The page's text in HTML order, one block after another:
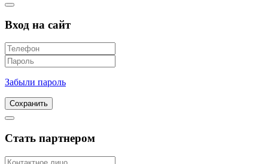
Вход на сайт
Забыли пароль
Сохранить
Стать партнером